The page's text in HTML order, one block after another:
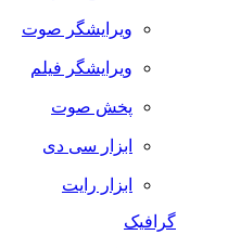
ویرایشگر صوت
ویرایشگر فیلم
پخش صوت
ابزار سی دی
ابزار رایت
گرافیک